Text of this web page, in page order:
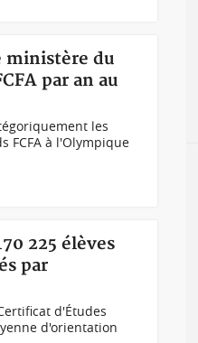
ministère du
par an au
les
FCFA à l'Olympique
225 élèves
par
d'Études
d'orientation